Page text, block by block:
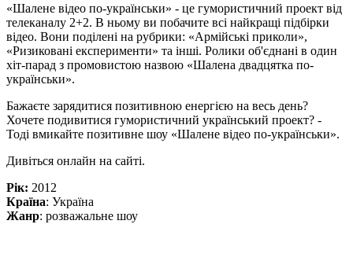
«Шалене відео по-українськи» - це гумористичний проект від
телеканалу 2+2. В ньому ви побачите всі найкращі підбірки
відео. Вони поділені на рубрики: «Армійські приколи»,
«Ризиковані експерименти» та інші. Ролики об'єднані в один
хіт-парад з промовистою назвою «Шалена двадцятка по-
українськи».
Бажаєте зарядитися позитивною енергією на весь день?
Хочете подивитися гумористичний український проект? -
Тоді вмикайте позитивне шоу «Шалене відео по-українськи».
Дивіться онлайн на сайті.
Рік: 2012
Країна: Україна
Жанр: розважальне шоу